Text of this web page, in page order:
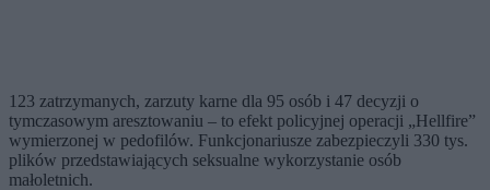
123 zatrzymanych, zarzuty karne dla 95 osób i 47 decyzji o
tymczasowym aresztowaniu – to efekt policyjnej operacji „Hellfire”
wymierzonej w pedofilów. Funkcjonariusze zabezpieczyli 330 tys.
plików przedstawiających seksualne wykorzystanie osób
małoletnich.